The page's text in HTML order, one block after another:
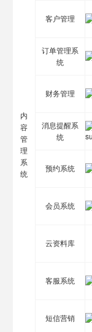
内
容
管
理
系
统
客户管理
订单管理系
统
财务管理
消息提醒系
统
预约系统
会员系统
云资料库
客服系统
短信营销